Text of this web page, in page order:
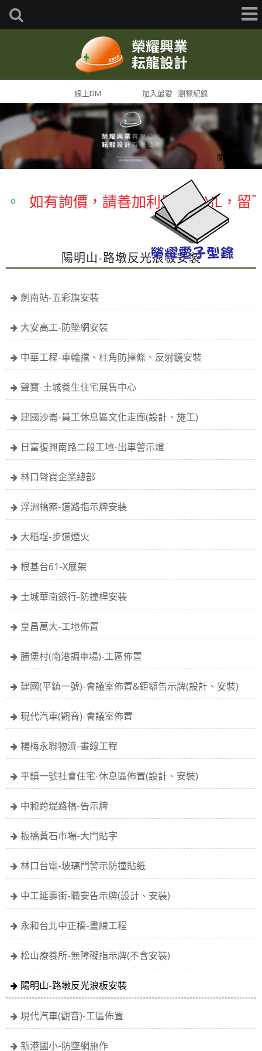
線上DM 加入最愛 瀏覽紀錄
如有詢價，請善加利用E-MAIL，留下
陽明山-路墩反光浪板安裝
劍南站-五彩旗安裝
大安高工-防墜網安裝
中華工程-車輪擋、柱角防撞條、反射鏡安裝
聲寶-土城養生住宅展售中心
建國沙崙-員工休息區文化走廊(設計、施工)
日富復興南路二段工地-出車警示燈
林口聲寶企業總部
浮洲橋案-道路指示牌安裝
大稻埕-步道煙火
根基台61-X展架
土城華南銀行-防撞桿安裝
皇昌萬大-工地佈置
勝堡村(南港調車場)-工區佈置
建國(平鎮一號)-會議室佈置&鉅額告示牌(設計、安裝)
現代汽車(觀音)-會議室佈置
楊梅永聯物流-畫線工程
平鎮一號社會住宅-休息區佈置(設計、安裝)
中和跨堤路橋-告示牌
板橋黃石市場-大門貼字
林口台電-玻璃門警示防撞貼紙
中工延壽街-職安告示牌(設計、安裝)
永和台北中正橋-畫線工程
松山療養所-無障礙指示牌(不含安裝)
陽明山-路墩反光浪板安裝
現代汽車(觀音)-工區佈置
新港國小-防墜網施作
關閉 [X]